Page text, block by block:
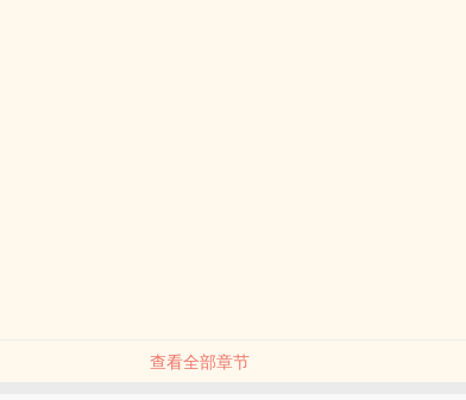
查看全部章节